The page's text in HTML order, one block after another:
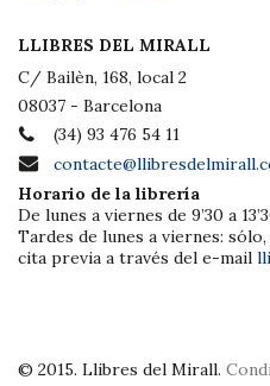
LLIBRES DEL MIRALL
C/ Bailèn, 168, local 2
08037 - Barcelona
(34) 93 476 54 11
Horario de la librería
De lunes a viernes de 9’30 a
Tardes de lunes a viernes:
cita previa a través del e-mail
© 2015. Llibres del Mirall.